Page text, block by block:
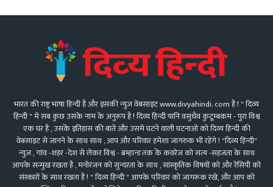
भारत की राष्ट्र भाषा हिन्दी है और इसकी न्युज़ वेबसाइट www.divyahindi. com है ! " दिव्य
हिन्दी " मे सब कुछ उसके नाम के अनुरूप है ! दिव्य हिन्दी यानि वसुधैव कुटूम्बकम - पुरा विश्व
एक घर है , उसकॆ इतिहास की बातें और उसमे घटने वाली घटनाओ को दिव्य हिन्दी की
वेबसाइट से जानने के साथ साथ , आप और परिवार हमेशा जागरुक भी रहेंगे ! "दिव्य हिन्दी"
न्युज़ , गांव -शहर -देश से लेकर विश्व - ब्रम्हान्ड तक कॆ कवरेज को सत्य -सहजता के साथ
आपके सन्मुख रखता है , मनोरंजन को सुन्दरता के साथ , सांस्कृतिक विषयों को और रेसिपी को
संस्कारों के साथ रखता है ! " दिव्य हिन्दी " आपके परिवार को जागरूक रखे, और आप को